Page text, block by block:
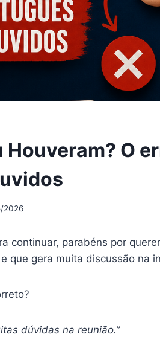
Houveram? O
2026
continuar, parabéns por
que gera muita discussão na
dúvidas na reunião.”